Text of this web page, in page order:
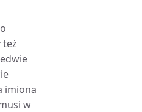
też
imiona
w